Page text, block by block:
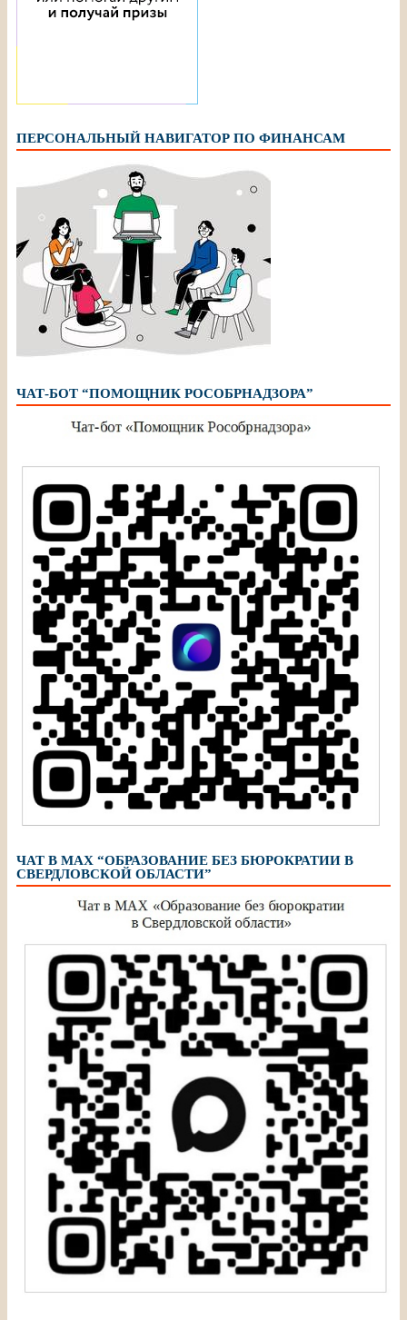
ПЕРСОНАЛЬНЫЙ НАВИГАТОР ПО ФИНАНСАМ
ЧАТ-БОТ “ПОМОЩНИК РОСОБРНАДЗОРА”
ЧАТ В МАХ “ОБРАЗОВАНИЕ БЕЗ БЮРОКРАТИИ В
СВЕРДЛОВСКОЙ ОБЛАСТИ”